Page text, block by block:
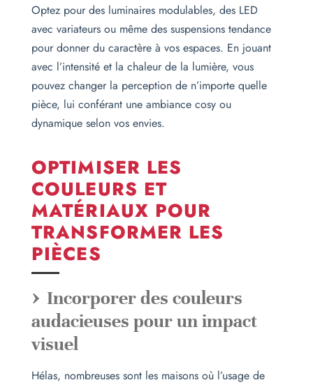
Optez pour des luminaires modulables, des LED
avec variateurs ou même des suspensions tendance
pour donner du caractère à vos espaces. En jouant
avec l’intensité et la chaleur de la lumière, vous
pouvez changer la perception de n’importe quelle
pièce, lui conférant une ambiance cosy ou
dynamique selon vos envies.
OPTIMISER LES
COULEURS ET
MATÉRIAUX POUR
TRANSFORMER LES
PIÈCES
Incorporer des couleurs
audacieuses pour un impact
visuel
Hélas, nombreuses sont les maisons où l’usage de